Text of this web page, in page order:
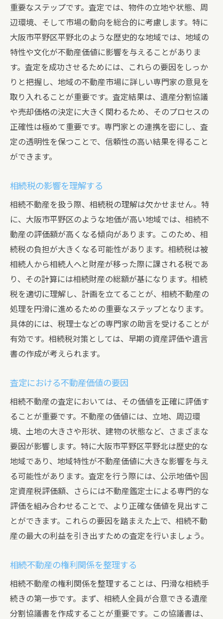
プロが教える相続不動産査定で避けるべき3つの
落とし穴
見落としがちな法律的注意点
市場価格を過信しないこと
感情に左右される査定のリスク
査定プロセスにおける誤解を避ける
第三者の視点を取り入れる重要性
交渉時に注意すべき点
査定相談をスムーズに進めるための準備と注意
点
査定前の物件状態の確認
相談の際に聞くべき質問
専門家とのコミュニケーションの取り方
査定相談の計画的な進め方
相談後のアクションプランの設定
相続不動産査定の成功は専門家の選び方で決ま
る
信頼できる専門家を選ぶ基準
専門家の過去の実績をチェックする
専門家との相性を確認する方法
複数の専門家からの意見を集める
専門家に期待する役割と協力方法
査定結果を最大限に活用するための交渉術
査定結果の活用法を理解する
交渉の場を設ける際のポイント
効果的な価格交渉のテクニック
査定結果を基にした提案の作成
交渉における柔軟な対応策
交渉後の計画と実行
相続不動産を適正に評価して最大の利益を得る
ための戦略
市場ニーズを読み取る方法
適切な売却タイミングの見極め
重要なステップです。査定では、物件の立地や状態、周
辺環境、そして市場の動向を総合的に考慮します。特に
大阪市平野区平野北のような歴史的な地域では、地域の
特性や文化が不動産価値に影響を与えることがありま
す。査定を成功させるためには、これらの要因をしっか
りと把握し、地域の不動産市場に詳しい専門家の意見を
取り入れることが重要です。査定結果は、遺産分割協議
や売却価格の決定に大きく関わるため、そのプロセスの
正確性は極めて重要です。専門家との連携を密にし、査
定の透明性を保つことで、信頼性の高い結果を得ること
ができます。
相続税の影響を理解する
相続不動産を扱う際、相続税の理解は欠かせません。特
に、大阪市平野区のような地価が高い地域では、相続不
動産の評価額が高くなる傾向があります。このため、相
続税の負担が大きくなる可能性があります。相続税は被
相続人から相続人へと財産が移った際に課される税であ
り、その計算には相続財産の総額が基になります。相続
税を適切に理解し、計画を立てることが、相続不動産の
処理を円滑に進めるための重要なステップとなります。
具体的には、税理士などの専門家の助言を受けることが
有効です。相続税対策としては、早期の資産評価や遺言
書の作成が考えられます。
査定における不動産価値の要因
相続不動産の査定においては、その価値を正確に評価す
ることが重要です。不動産の価値には、立地、周辺環
境、土地の大きさや形状、建物の状態など、さまざまな
要因が影響します。特に大阪市平野区平野北は歴史的な
地域であり、地域特性が不動産価値に大きな影響を与え
る可能性があります。査定を行う際には、公示地価や固
定資産税評価額、さらには不動産鑑定士による専門的な
評価を組み合わせることで、より正確な価値を見出すこ
とができます。これらの要因を踏まえた上で、相続不動
産の最大の利益を引き出すための査定を行いましょう。
相続不動産の権利関係を整理する
相続不動産の権利関係を整理することは、円滑な相続手
続きの第一歩です。まず、相続人全員が合意できる遺産
分割協議書を作成することが重要です。この協議書は、